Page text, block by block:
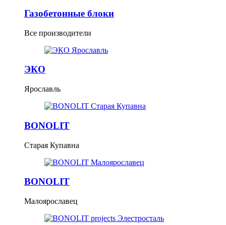
Газобетонные блоки
Все производители
ЭКО
Ярославль
BONOLIT
Старая Купавна
BONOLIT
Малоярославец